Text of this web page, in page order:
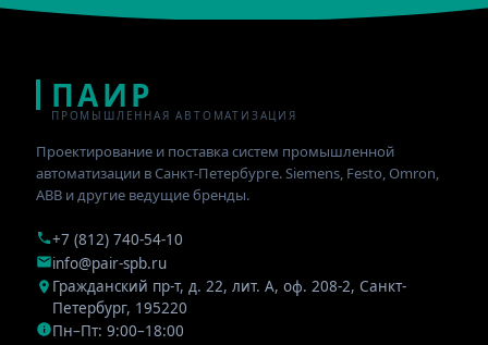
ПАИР
ПРОМЫШЛЕННАЯ АВТОМАТИЗАЦИЯ
Проектирование и поставка систем промышленной
автоматизации в Санкт-Петербурге. Siemens, Festo, Omron,
ABB и другие ведущие бренды.
+7 (812) 740-54-10
info@pair-spb.ru
Гражданский пр-т, д. 22, лит. А, оф. 208-2, Санкт-
Петербург, 195220
Пн–Пт: 9:00–18:00